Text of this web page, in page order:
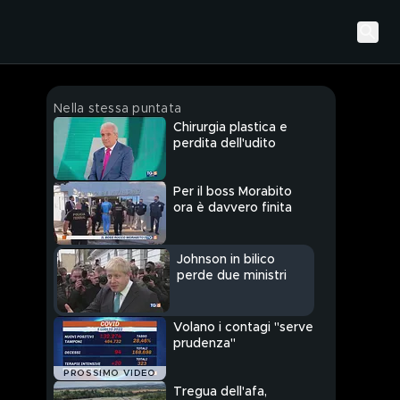
Nella stessa puntata
Chirurgia plastica e
perdita dell'udito
Per il boss Morabito
ora è davvero finita
Johnson in bilico
perde due ministri
PROSSIMO VIDEO
Volano i contagi "serve
prudenza"
Tregua dell'afa,